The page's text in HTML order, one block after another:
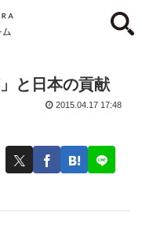
と日本の貢献
2015.04.17 17:48